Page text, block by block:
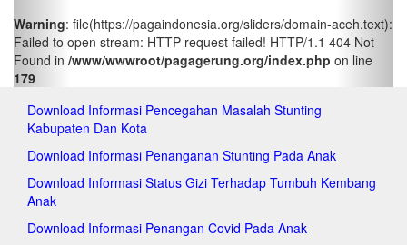
pagakeckoja.org
pagakecpademangan.org
pagakecpenjaringan.org
pagakectanjungpriok.org
pagakeccipayung.org
pagakecciracas.org
pagakecdurensawit.org
pagakeckramatjati.org
pagakecmakasar.org
pagakecmatraman.org
Warning: file(https://pagaindonesia.org/sliders/domain-aceh.text):
Failed to open stream: HTTP request failed! HTTP/1.1 404 Not
Found in /www/wwwroot/pagagerung.org/index.php on line
179
Download Informasi Pencegahan Masalah Stunting
Kabupaten Dan Kota
Download Informasi Penanganan Stunting Pada Anak
Download Informasi Status Gizi Terhadap Tumbuh Kembang
Anak
Download Informasi Penangan Covid Pada Anak